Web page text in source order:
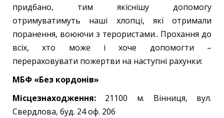
придбано, тим якіснішу допомогу
отримуватимуть наші хлопці, які отримали
поранення, воюючи з терористами.. Прохання до
всіх, хто може і хоче допомогти –
перераховувати пожертви на наступні рахунки:
МБФ «Без кордонів»
Місцезнаходження: 21100 м. Вінниця, вул.
Свердлова, буд. 24 оф. 206